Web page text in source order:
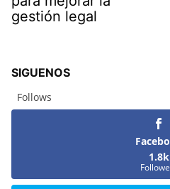
gestión legal
SIGUENOS
Follows
1.8k